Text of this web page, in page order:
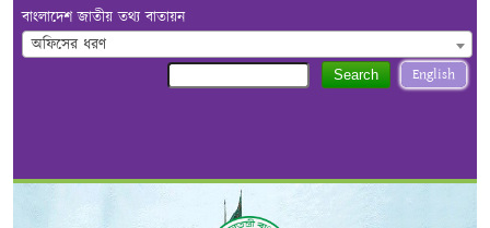
বাংলাদেশ জাতীয় তথ্য বাতায়ন
অফিসের ধরণ
English
Search